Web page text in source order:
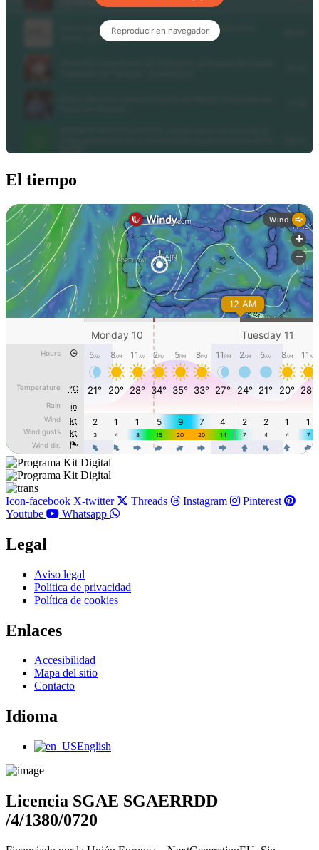
El tiempo
Icon-facebook X-twitter Threads Instagram
Pinterest
Youtube
Whatsapp
Legal
Main
Menu
Aviso legal
Política de privacidad
Política de cookies
Enlaces
Main
Menu
Accesibilidad
Mapa del sitio
Contacto
Idioma
Main
English
Licencia SGAE SGAERRDD
/4/1380/0720